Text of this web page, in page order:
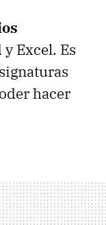
y Excel. Es
hacer